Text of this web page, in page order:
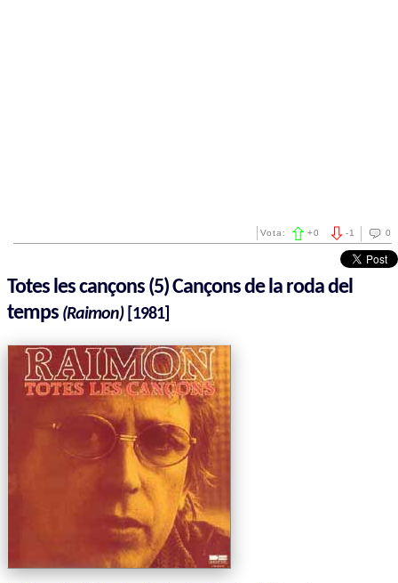
0
-1
Vota: +0
Totes les cançons (5) Cançons de la roda del
temps (Raimon)[1981]